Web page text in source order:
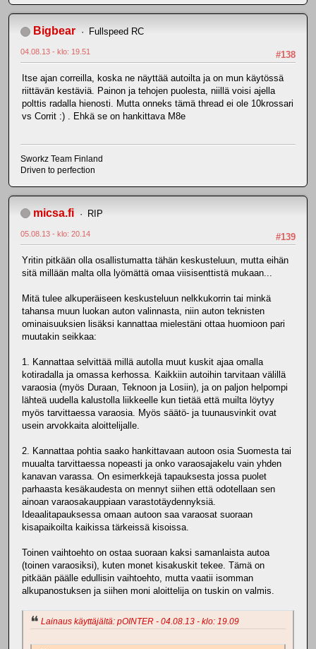
Bigbear Fullspeed RC
#138
04.08.13 - klo: 19.51
Itse ajan correilla, koska ne näyttää autoilta ja on mun käytössä
riittävän kestäviä. Painon ja tehojen puolesta, niillä voisi ajella
polttis radalla hienosti. Mutta onneks tämä thread ei ole 10krossari
vs Corrit :) . Ehkä se on hankittava M8e
Sworkz Team Finland
Driven to perfection
micsa.fi RIP
#139
05.08.13 - klo: 20.14
Yritin pitkään olla osallistumatta tähän keskusteluun, mutta eihän
sitä millään malta olla lyömättä omaa viisisenttistä mukaan...
Mitä tulee alkuperäiseen keskusteluun nelkkukorrin tai minkä
tahansa muun luokan auton valinnasta, niin auton teknisten
ominaisuuksien lisäksi kannattaa mielestäni ottaa huomioon pari
muutakin seikkaa:
1. Kannattaa selvittää millä autolla muut kuskit ajaa omalla
kotiradalla ja omassa kerhossa. Kaikkiin autoihin tarvitaan välillä
varaosia (myös Duraan, Teknoon ja Losiin), ja on paljon helpompi
lähteä uudella kalustolla liikkeelle kun tietää että muilta löytyy
myös tarvittaessa varaosia. Myös säätö- ja tuunausvinkit ovat
usein arvokkaita aloittelijalle.
2. Kannattaa pohtia saako hankittavaan autoon osia Suomesta tai
muualta tarvittaessa nopeasti ja onko varaosajakelu vain yhden
kanavan varassa. On esimerkkejä tapauksesta jossa puolet
parhaasta kesäkaudesta on mennyt siihen että odotellaan sen
ainoan varaosakauppiaan varastotäydennyksiä.
Ideaalitapauksessa omaan autoon saa varaosat suoraan
kisapaikoilta kaikissa tärkeissä kisoissa.
Toinen vaihtoehto on ostaa suoraan kaksi samanlaista autoa
(toinen varaosiksi), kuten monet kisakuskit tekee. Tämä on
pitkään päälle edullisin vaihtoehto, mutta vaatii isomman
alkupanostuksen ja siihen moni aloittelija on tuskin on valmis.
Lainaus käyttäjältä: pOINTER - 04.08.13 - klo: 19.09